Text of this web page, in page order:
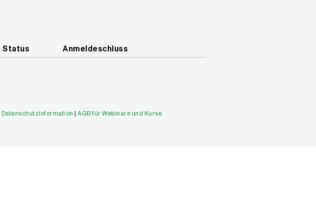
Status Anmeldeschluss
Datenschutzinformation | AGB für Webinare und Kurse